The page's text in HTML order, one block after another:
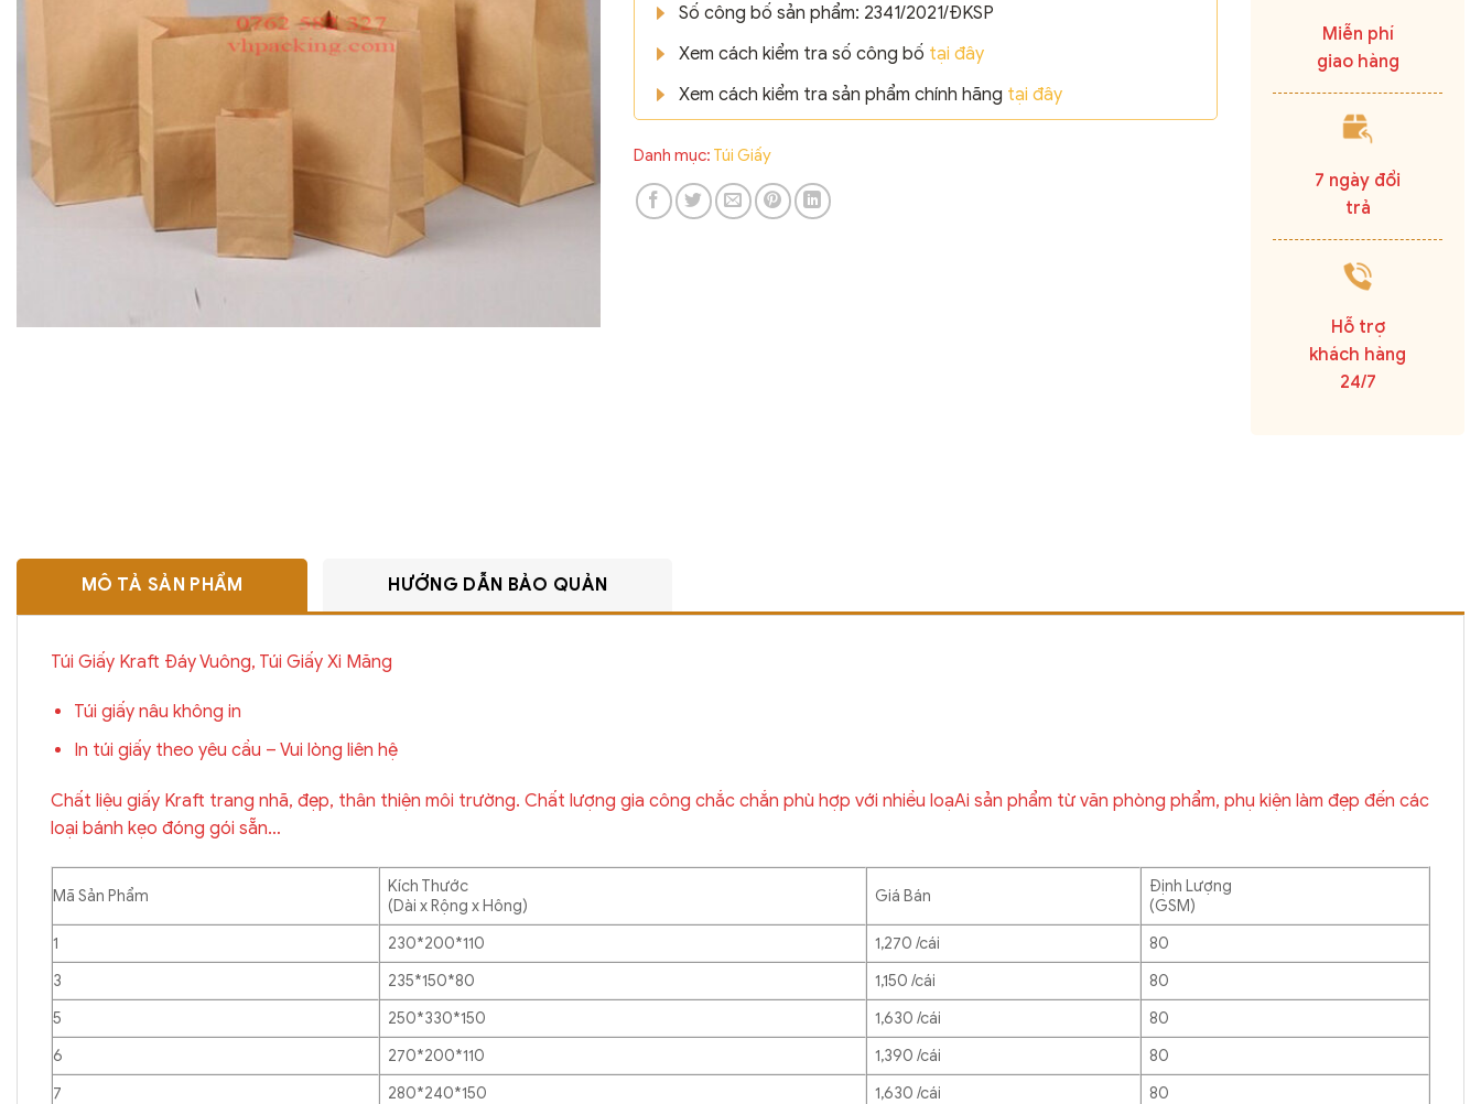
Số công bố sản phẩm: 2341/2021/ĐKSP
Xem cách kiểm tra số công bố tại đây
Xem cách kiểm tra sản phẩm chính hãng tại đây
Danh mục: Túi Giấy
Miễn phí
giao hàng
7 ngày đổi
trả
Hỗ trợ
khách hàng
24/7
MÔ TẢ SẢN PHẨM HƯỚNG DẪN BẢO QUẢN
Túi Giấy Kraft Đáy Vuông, Túi Giấy Xi Măng
Túi giấy nâu không in
In túi giấy theo yêu cầu – Vui lòng liên hệ
Chất liệu giấy Kraft trang nhã, đẹp, thân thiện môi trường. Chất lượng gia công chắc chắn phù hợp với nhiều loạAi sản phẩm từ văn phòng phẩm, phụ kiện làm đẹp đến các
loại bánh kẹo đóng gói sẵn…
Mã Sản Phẩm
Kích Thước
(Dài x Rộng x Hông)
Giá Bán
Định Lượng
(GSM)
1
230*200*110 1,270 /cái
80
3
235*150*80 1,150 /cái
80
5
250*330*150 1,630 /cái
80
6
270*200*110 1,390 /cái
80
7
280*240*150 1,630 /cái
80